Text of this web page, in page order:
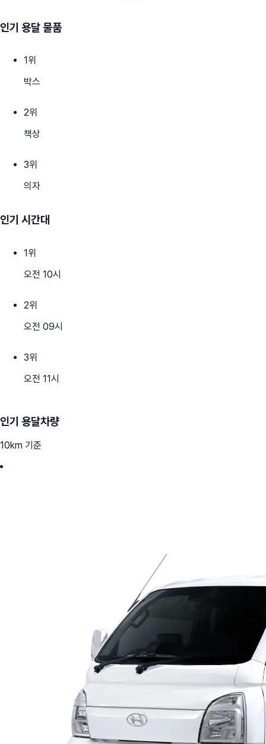
인기 용달 물품
1위
박스
2위
책상
3위
의자
인기 시간대
1위
오전 10시
2위
오전 09시
3위
오전 11시
인기 용달차량
10km 기준